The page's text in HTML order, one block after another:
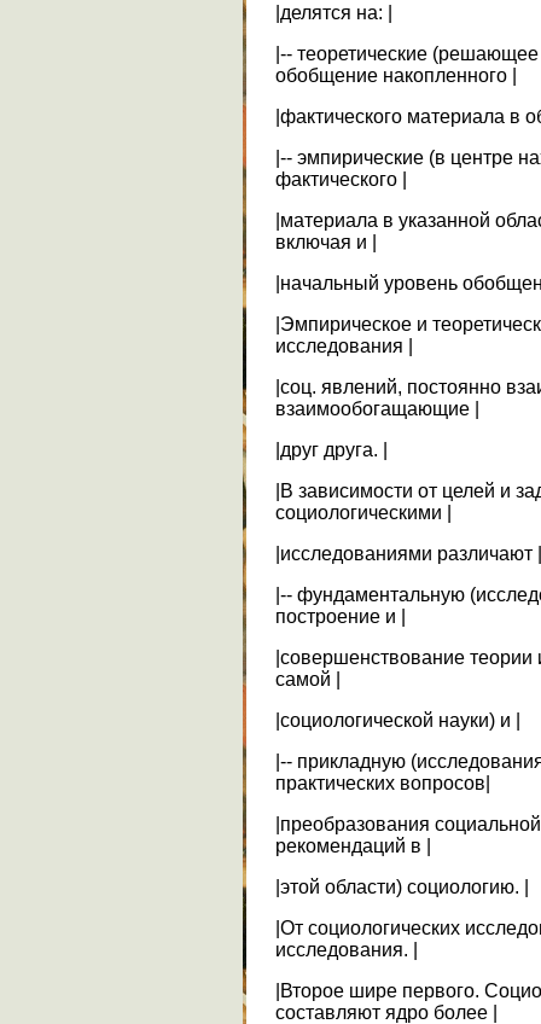
|делятся на: |
|-- теоретические
обобщение накопленного |
|фактического материала в
|-- эмпирические (в центре
фактического |
|материала в указанной
включая и |
|начальный уровень
|Эмпирическое и
исследования |
|соц. явлений, постоянно
взаимообогащающие |
|друг друга. |
|В зависимости от целей и
социологическими |
|исследованиями различают |
|-- фундаментальную
построение и |
|совершенствование
самой |
|социологической науки) и |
|-- прикладную
практических вопросов|
|преобразования
рекомендаций в |
|этой области) социологию. |
|От социологических
исследования. |
|Второе шире первого.
составляют ядро более |